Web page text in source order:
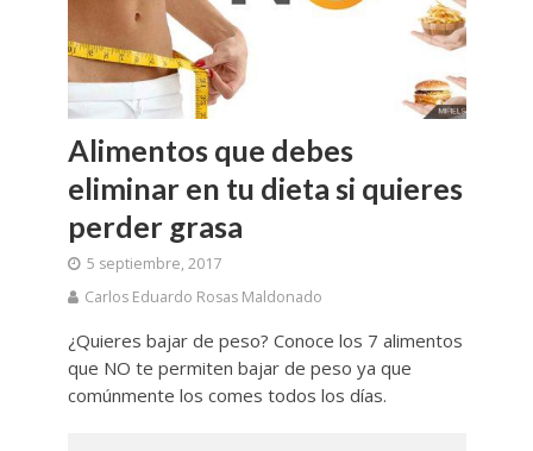
Alimentos que debes
eliminar en tu dieta si quieres
perder grasa
5 septiembre, 2017
Carlos Eduardo Rosas Maldonado
¿Quieres bajar de peso? Conoce los 7 alimentos
que NO te permiten bajar de peso ya que
comúnmente los comes todos los días.